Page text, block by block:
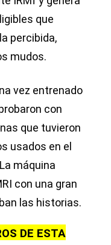
que
percibida,
mudos.
vez entrenado
con
que tuvieron
usados en el
máquina
con una gran
las historias.
DE ESTA